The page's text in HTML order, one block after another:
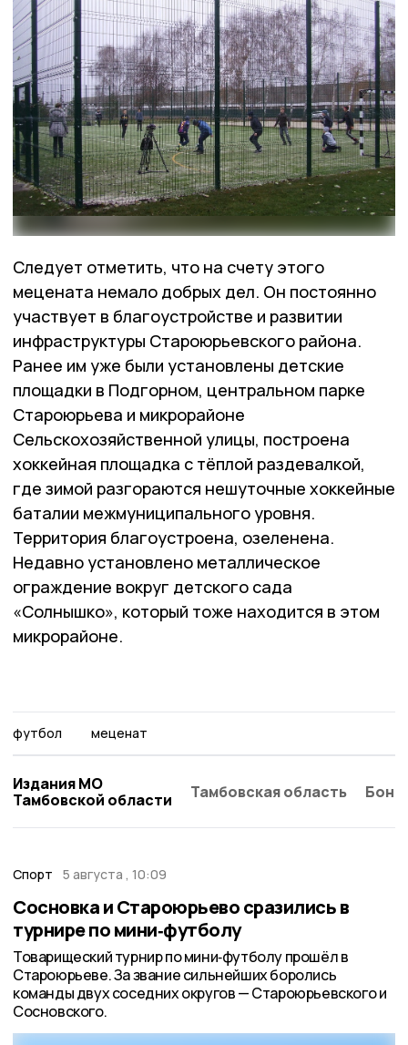
Следует отметить, что на счету этого
мецената немало добрых дел. Он постоянно
участвует в благоустройстве и развитии
инфраструктуры Староюрьевского района.
Ранее им уже были установлены детские
площадки в Подгорном, центральном парке
Староюрьева и микрорайоне
Сельскохозяйственной улицы, построена
хоккейная площадка с тёплой раздевалкой,
где зимой разгораются нешуточные хоккейные
баталии межмуниципального уровня.
Территория благоустроена, озеленена.
Недавно установлено металлическое
ограждение вокруг детского сада
«Солнышко», который тоже находится в этом
микрорайоне.
футбол меценат
Издания МО
Тамбовской области
Тамбовская область
Спорт 5 августа , 10:09
Сосновка и Староюрьево сразились в
турнире по мини‑футболу
Товарищеский турнир по мини‑футболу прошёл в
Староюрьеве. За звание сильнейших боролись
команды двух соседних округов — Староюрьевского и
Сосновского.